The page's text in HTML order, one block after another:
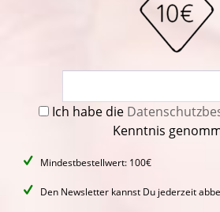
Ich habe die
Kenntnis
Mindestbestellwert: 100€
Den Newsletter kannst Du jederzeit